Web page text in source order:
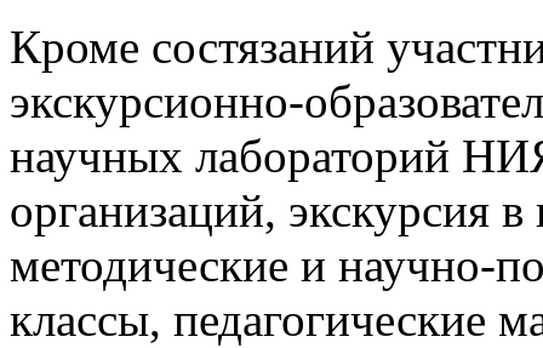
Кроме состязаний
экскурсионно-
научных лабораторий
организаций,
методические и научно-
классы, педагогические